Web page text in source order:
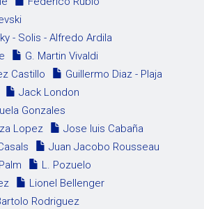
- Solis - Alfredo Ardila
G. Martin Vivaldi
Castillo
Guillermo Diaz - Plaja
Jack London
Gonzales
Lopez
Jose luis Cabaña
Juan Jacobo Rousseau
L. Pozuelo
Lionel Bellenger
Rodriguez